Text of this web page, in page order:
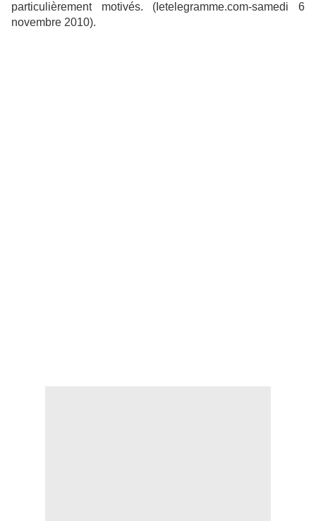
particulièrement motivés. (Ietelegramme.com-samedi 6
novembre 2010).